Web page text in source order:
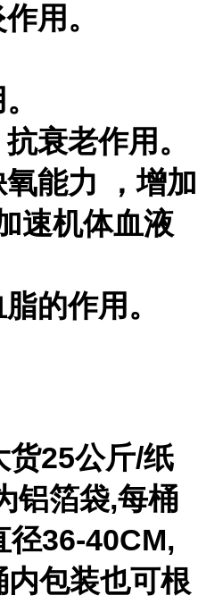
用。
衰老作用。
能力
，增加
速机体血液
的作用。
货25公斤/纸
铝箔袋,每桶
径36-40CM,
内包装也可根